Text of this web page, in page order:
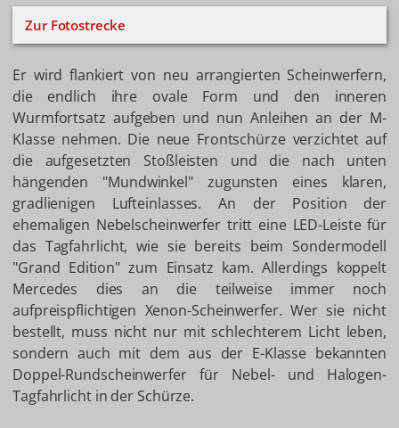
Zur Fotostrecke
Er wird flankiert von neu arrangierten Scheinwerfern,
die endlich ihre ovale Form und den inneren
Wurmfortsatz aufgeben und nun Anleihen an der M-
Klasse nehmen. Die neue Frontschürze verzichtet auf
die aufgesetzten Stoßleisten und die nach unten
hängenden "Mundwinkel" zugunsten eines klaren,
gradlienigen Lufteinlasses. An der Position der
ehemaligen Nebelscheinwerfer tritt eine LED-Leiste für
das Tagfahrlicht, wie sie bereits beim Sondermodell
"Grand Edition" zum Einsatz kam. Allerdings koppelt
Mercedes dies an die teilweise immer noch
aufpreispflichtigen Xenon-Scheinwerfer. Wer sie nicht
bestellt, muss nicht nur mit schlechterem Licht leben,
sondern auch mit dem aus der E-Klasse bekannten
Doppel-Rundscheinwerfer für Nebel- und Halogen-
Tagfahrlicht in der Schürze.